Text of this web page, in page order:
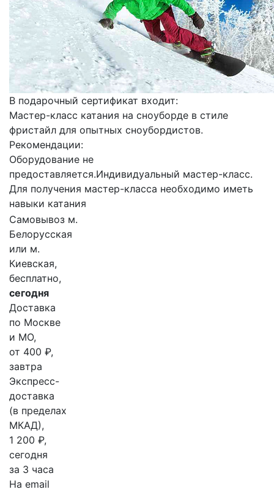
В подарочный сертификат входит:
Мастер-класс катания на сноуборде в стиле
фристайл для опытных сноубордистов.
Рекомендации:
Оборудование не
предоставляется.Индивидуальный мастер-класс.
Для получения мастер-класса необходимо иметь
навыки катания
Самовывоз м.
Белорусская
или м.
Киевская,
бесплатно,
сегодня
Доставка
по Москве
и МО,
от 400 ₽,
завтра
Экспресс-
доставка
(в пределах
МКАД),
1 200 ₽,
сегодня
за 3 часа
На email